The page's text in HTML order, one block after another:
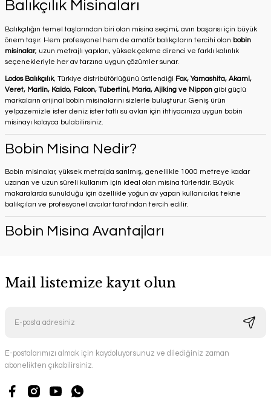
Balıkçılık Misinaları
Balıkçılığın temel taşlarından biri olan misina seçimi, avın başarısı için büyük
önem taşır. Hem profesyonel hem de amatör balıkçıların tercihi olan bobin
misinalar, uzun metrajlı yapıları, yüksek çekme direnci ve farklı kalınlık
seçenekleriyle her av tarzına uygun çözümler sunar.
Lodos Balıkçılık, Türkiye distribütörlüğünü üstlendiği Fox, Yamashita, Akami,
Veret, Marlin, Kaido, Falcon, Tubertini, Maria, Ajiking ve Nippon gibi güçlü
markaların orijinal bobin misinalarını sizlerle buluşturur. Geniş ürün
yelpazemizle ister deniz ister tatlı su avları için ihtiyacınıza uygun bobin
misinayı kolayca bulabilirsiniz.
Bobin Misina Nedir?
Bobin misinalar, yüksek metrajda sarılmış, genellikle 1000 metreye kadar
uzanan ve uzun süreli kullanım için ideal olan misina türleridir. Büyük
makaralarda sunulduğu için özellikle yoğun av yapan kullanıcılar, tekne
balıkçıları ve profesyonel avcılar tarafından tercih edilir.
Bobin Misina Avantajları
Mail listemize kayıt olun
E-postalarımızı almak için kaydoluyorsunuz ve dilediğiniz zaman
abonelikten çıkabilirsiniz.